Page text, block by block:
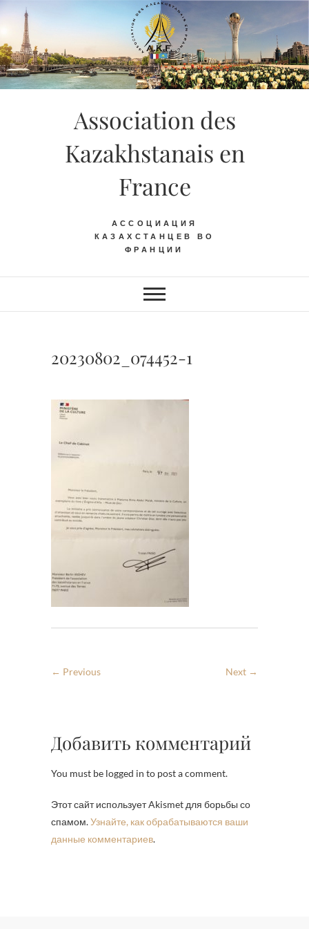
Skip
content
Association des
Kazakhstanais en
France
АССОЦИАЦИЯ
КАЗАХСТАНЦЕВ ВО
ФРАНЦИИ
20230802_074452-1
← Previous Next →
Добавить комментарий
You must be logged in to post a comment.
Этот сайт использует Akismet для борьбы со
спамом.Узнайте, как обрабатываются ваши
данные комментариев.